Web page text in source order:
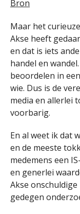
Bron
Maar het
Akse heeft
en dat is iets
handel en
beoordelen in
wie. Dus is de
media en allerlei
voorbarig.
En al weet ik dat
en de meeste
medemens een
en generlei
Akse
gedegen